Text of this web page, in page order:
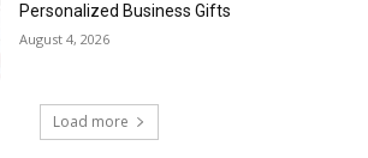
Personalized Business Gifts
August 4, 2026
Load more